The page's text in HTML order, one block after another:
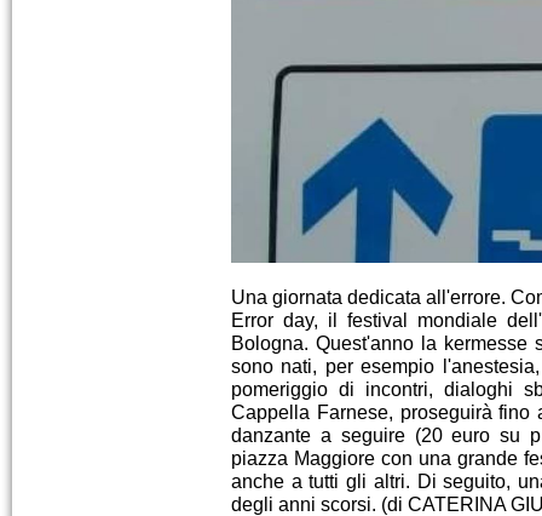
Una giornata dedicata all'errore.
Error day, il festival mondiale
Bologna. Quest'anno la
sono nati, per esempio
pomeriggio di incontri, dialoghi
Cappella Farnese, proseguirà
danzante a seguire (20 euro su
piazza Maggiore con una grande
anche a tutti gli altri. Di seguito,
degli anni scorsi. (di CATERINA